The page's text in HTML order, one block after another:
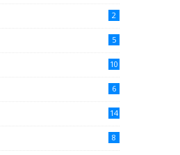
2
5
10
6
14
8